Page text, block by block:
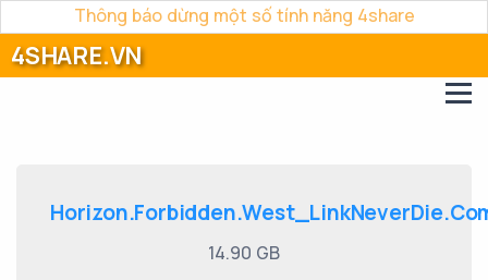
Thông báo dừng một số tính năng 4share
4SHARE.VN
14.90 GB